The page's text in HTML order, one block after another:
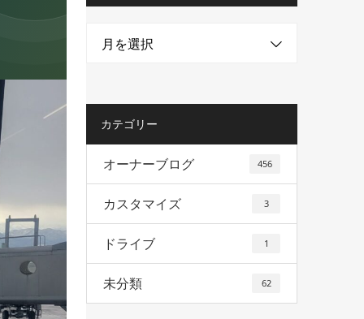
月を選択
カテゴリー
オーナーブログ 456
カスタマイズ 3
ドライブ 1
未分類 62